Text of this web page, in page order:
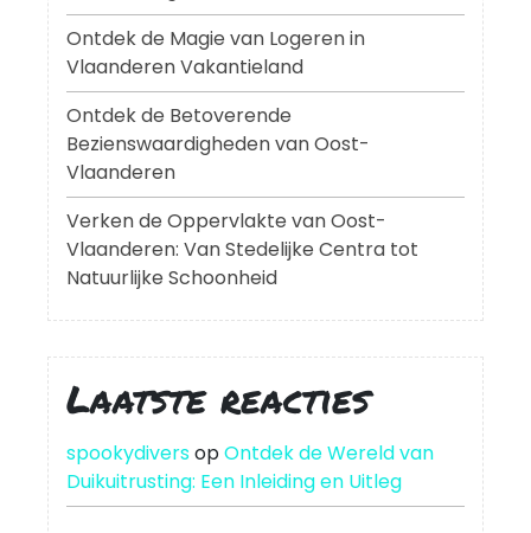
Ontdek de Magie van Logeren in
Vlaanderen Vakantieland
Ontdek de Betoverende
Bezienswaardigheden van Oost-
Vlaanderen
Verken de Oppervlakte van Oost-
Vlaanderen: Van Stedelijke Centra tot
Natuurlijke Schoonheid
Laatste reacties
spookydiversopOntdek de Wereld van
Duikuitrusting: Een Inleiding en Uitleg